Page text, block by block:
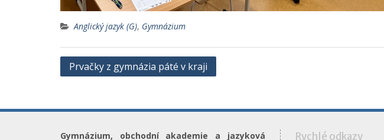
Anglický jazyk (G), Gymnázium
Navigace
Prvačky z gymnázia páté v kraji
Gymnázium, obchodní akademie a jazyková Rychlé odkazy